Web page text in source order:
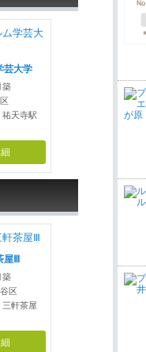
芸大学
築
天寺駅
Ⅲ
築
区
軒茶屋